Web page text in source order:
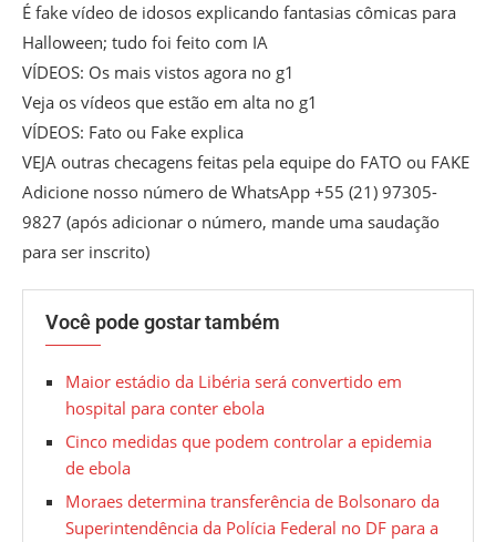
É fake vídeo de idosos explicando fantasias cômicas para
Halloween; tudo foi feito com IA
VÍDEOS: Os mais vistos agora no g1
Veja os vídeos que estão em alta no g1
VÍDEOS: Fato ou Fake explica
VEJA outras checagens feitas pela equipe do FATO ou FAKE
Adicione nosso número de WhatsApp +55 (21) 97305-
9827 (após adicionar o número, mande uma saudação
para ser inscrito)
Você pode gostar também
Maior estádio da Libéria será convertido em
hospital para conter ebola
Cinco medidas que podem controlar a epidemia
de ebola
Moraes determina transferência de Bolsonaro da
Superintendência da Polícia Federal no DF para a